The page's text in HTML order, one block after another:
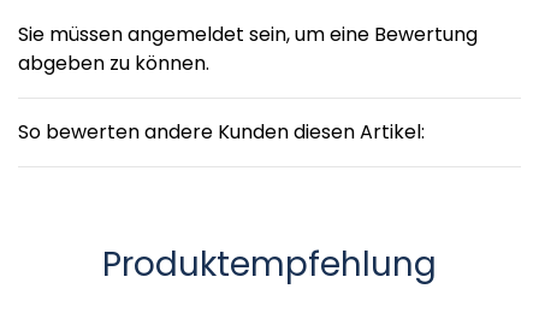
Sie müssen angemeldet sein, um eine Bewertung
abgeben zu können.
So bewerten andere Kunden diesen Artikel:
Produktempfehlung